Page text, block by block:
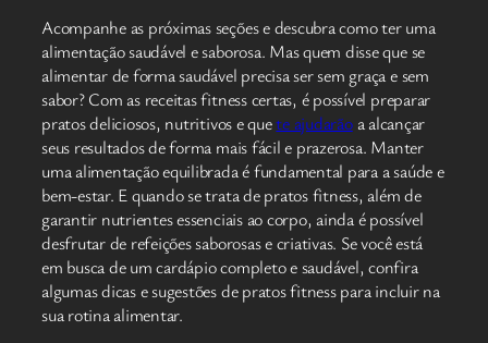
Acompanhe as próximas seções e descubra como ter uma
alimentação saudável e saborosa. Mas quem disse que se
alimentar de forma saudável precisa ser sem graça e sem
sabor? Com as receitas fitness certas, é possível preparar
pratos deliciosos, nutritivos e quete ajudarãoa alcançar
seus resultados de forma mais fácil e prazerosa. Manter
uma alimentação equilibrada é fundamental para a saúde e
bem-estar. E quando se trata de pratos fitness, além de
garantir nutrientes essenciais ao corpo, ainda é possível
desfrutar de refeições saborosas e criativas. Se você está
em busca de um cardápio completo e saudável, confira
algumas dicas e sugestões de pratos fitness para incluir na
sua rotina alimentar.